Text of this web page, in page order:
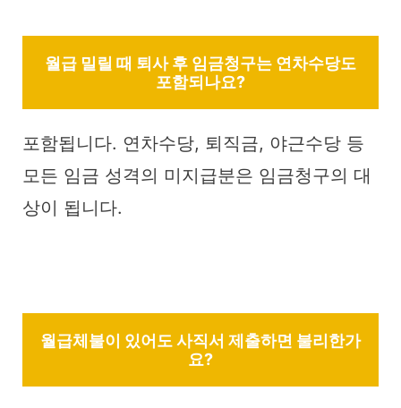
월급 밀릴 때 퇴사 후 임금청구는 연차수당도
포함되나요?
포함됩니다. 연차수당, 퇴직금, 야근수당 등
모든 임금 성격의 미지급분은 임금청구의 대
상이 됩니다.
월급체불이 있어도 사직서 제출하면 불리한가
요?